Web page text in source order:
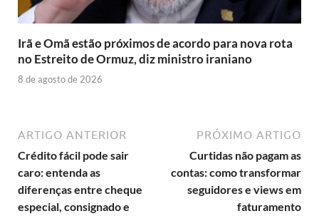
Irã e Omã estão próximos de acordo para nova rota
no Estreito de Ormuz, diz ministro iraniano
8 de agosto de 2026
ARTIGO ANTERIOR
Crédito fácil pode sair
caro: entenda as
diferenças entre cheque
especial, consignado e
PRÓXIMO ARTIGO
Curtidas não pagam as
contas: como transformar
seguidores e views em
faturamento